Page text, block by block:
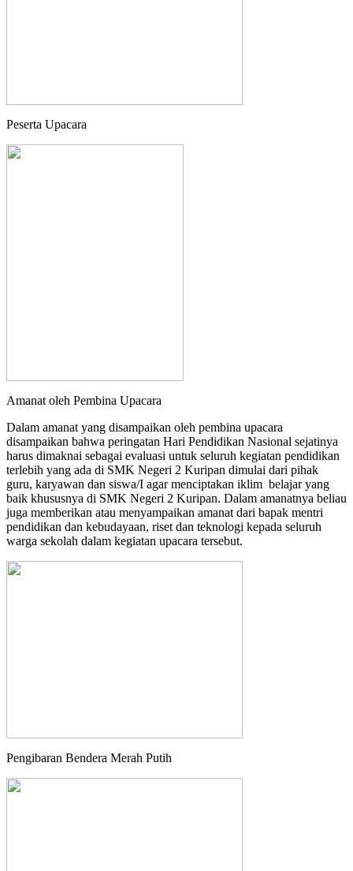
Peserta Upacara
Amanat oleh Pembina Upacara
Dalam amanat yang disampaikan oleh pembina upacara
disampaikan bahwa peringatan Hari Pendidikan Nasional sejatinya
harus dimaknai sebagai evaluasi untuk seluruh kegiatan pendidikan
terlebih yang ada di SMK Negeri 2 Kuripan dimulai dari pihak
guru, karyawan dan siswa/I agar menciptakan iklim belajar yang
baik khususnya di SMK Negeri 2 Kuripan. Dalam amanatnya beliau
juga memberikan atau menyampaikan amanat dari bapak mentri
pendidikan dan kebudayaan, riset dan teknologi kepada seluruh
warga sekolah dalam kegiatan upacara tersebut.
Pengibaran Bendera Merah Putih